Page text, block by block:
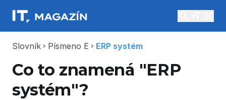
Slovník chevron_right Písmeno E chevron_right ERP systém
Co to znamená "ERP
systém"?